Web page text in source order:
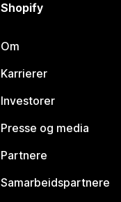
Shopify
Om
Karrierer
Investorer
Presse og media
Partnere
Samarbeidspartnere